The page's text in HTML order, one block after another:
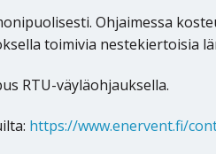
Ohjaimessa
toimivia nestekiertoisia
RTU-väyläohjauksella.
https://www.enervent.fi/